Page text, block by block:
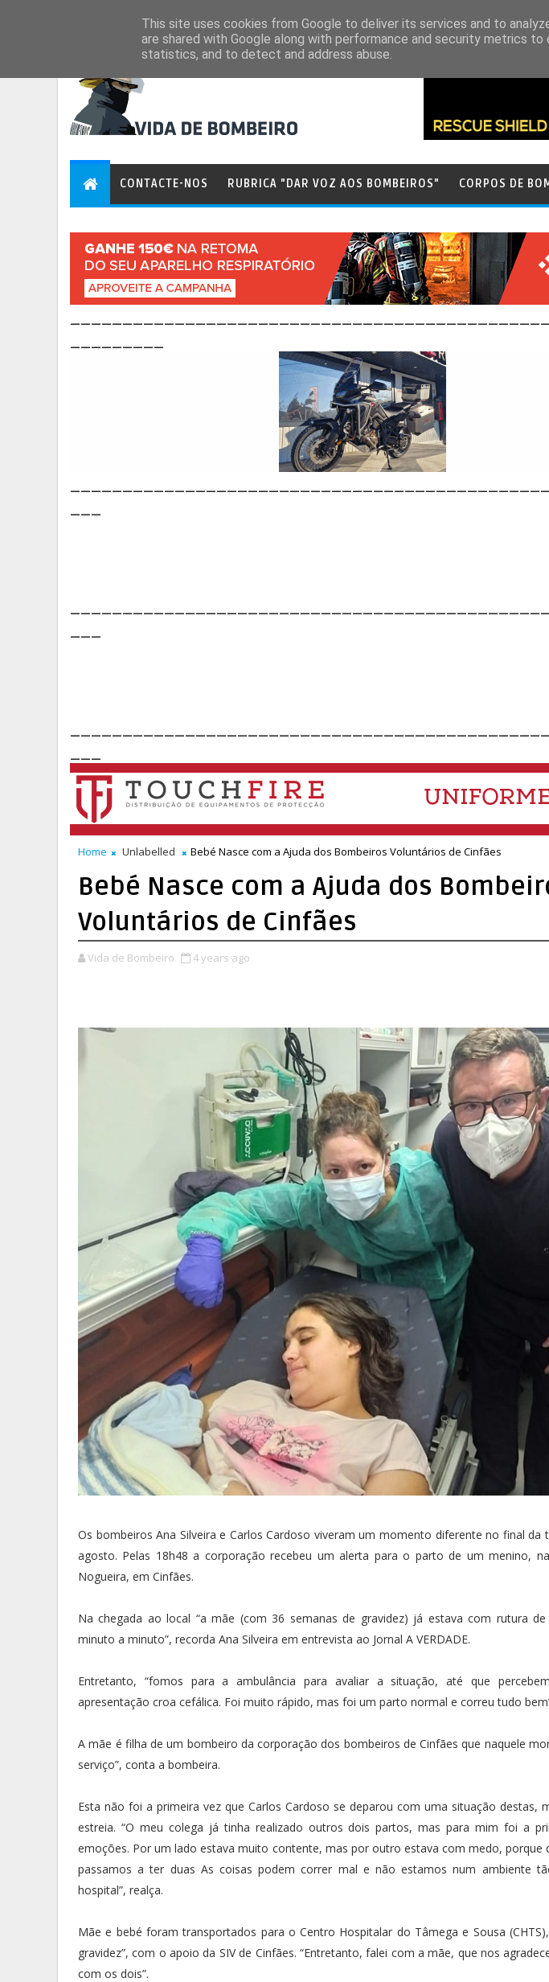
CONTACTE-NOS RUBRICA "DAR VOZ AOS BOMBEIROS" CORPOS DE
Home Unlabelled Bebé Nasce com a Ajuda dos Bombeiros Voluntários de Cinfães
Bebé Nasce com a Ajuda dos
Voluntários de Cinfães
Vida de Bombeiro 4 years ago
Os bombeiros Ana Silveira e Carlos Cardoso viveram um momento diferente no final da
agosto. Pelas 18h48 a corporação recebeu um alerta para o parto de um menino,
Nogueira, em Cinfães.
Na chegada ao local “a mãe (com 36 semanas de gravidez) já estava com rutura
minuto a minuto”, recorda Ana Silveira em entrevista ao Jornal A VERDADE.
Entretanto, “fomos para a ambulância para avaliar a situação, até que
apresentação croa cefálica. Foi muito rápido, mas foi um parto normal e correu tudo
A mãe é filha de um bombeiro da corporação dos bombeiros de Cinfães que naquele
serviço”, conta a bombeira.
Esta não foi a primeira vez que Carlos Cardoso se deparou com uma situação destas,
estreia. “O meu colega já tinha realizado outros dois partos, mas para mim foi a
emoções. Por um lado estava muito contente, mas por outro estava com medo, porque
passamos a ter duas As coisas podem correr mal e não estamos num ambiente
hospital”, realça.
Mãe e bebé foram transportados para o Centro Hospitalar do Tâmega e Sousa
gravidez”, com o apoio da SIV de Cinfães. “Entretanto, falei com a mãe, que nos
com os dois”.
This site uses cookies from Google to deliver its services and to
are shared with Google along with performance and security metrics
statistics, and to detect and address abuse.